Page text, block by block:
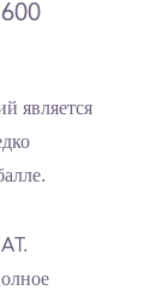
является